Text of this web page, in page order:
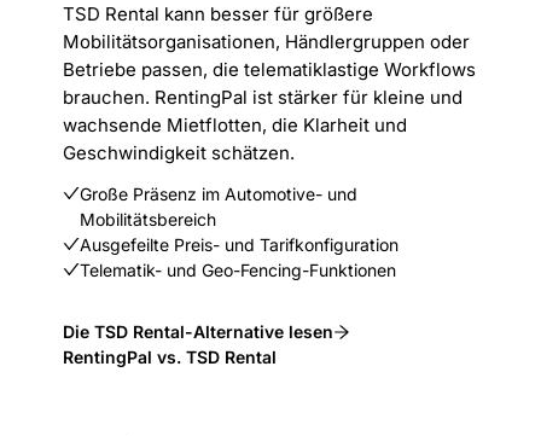
TSD Rental kann besser für größere
Mobilitätsorganisationen, Händlergruppen oder
Betriebe passen, die telematiklastige Workflows
brauchen. RentingPal ist stärker für kleine und
wachsende Mietflotten, die Klarheit und
Geschwindigkeit schätzen.
Große Präsenz im Automotive- und
Mobilitätsbereich
Ausgefeilte Preis- und Tarifkonfiguration
Telematik- und Geo-Fencing-Funktionen
Die TSD Rental-Alternative lesen
RentingPal vs. TSD Rental